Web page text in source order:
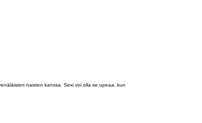
naisten kanssa. Sexi voi olla se upeaa, kun